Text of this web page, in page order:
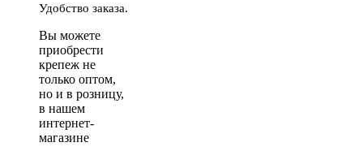
Удобство заказа.
Вы можете
приобрести
крепеж не
только оптом,
но и в розницу,
в нашем
интернет-
магазине